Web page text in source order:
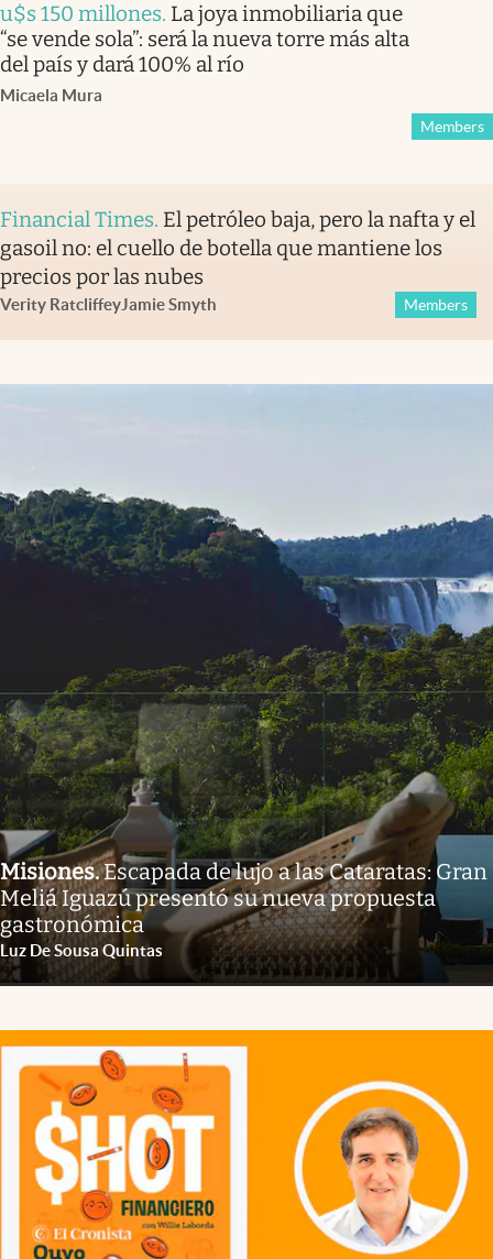
u$s 150 millones. La joya inmobiliaria que
“se vende sola”: será la nueva torre más alta
del país y dará 100% al río
Micaela Mura
Members
Financial Times. El petróleo baja, pero la nafta y el
gasoil no: el cuello de botella que mantiene los
precios por las nubes
Verity RatcliffeyJamie Smyth Members
Misiones.Escapada de lujo a las Cataratas: Gran
Meliá Iguazú presentó su nueva propuesta
gastronómica
Luz De Sousa Quintas